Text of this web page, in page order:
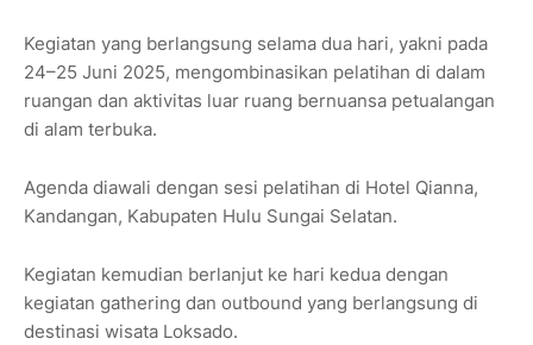
Kegiatan yang berlangsung selama dua hari, yakni pada
24–25 Juni 2025, mengombinasikan pelatihan di dalam
ruangan dan aktivitas luar ruang bernuansa petualangan
di alam terbuka.
Agenda diawali dengan sesi pelatihan di Hotel Qianna,
Kandangan, Kabupaten Hulu Sungai Selatan.
Kegiatan kemudian berlanjut ke hari kedua dengan
kegiatan gathering dan outbound yang berlangsung di
destinasi wisata Loksado.